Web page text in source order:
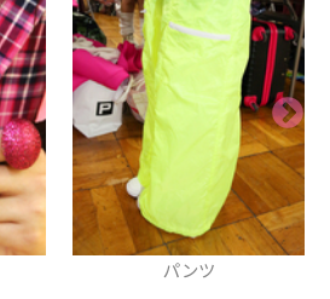
厚底スニーカー